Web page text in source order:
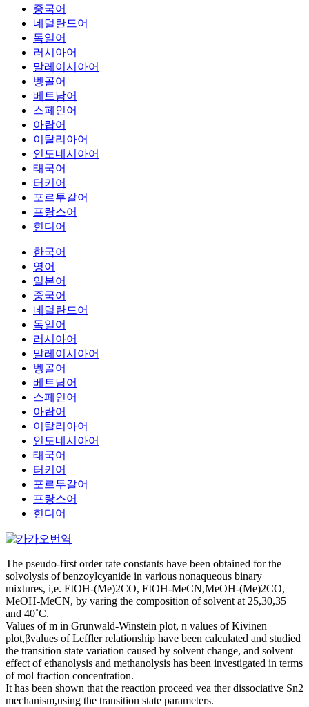
중국어
네덜란드어
독일어
러시아어
말레이시아어
벵골어
베트남어
스페인어
아랍어
이탈리아어
인도네시아어
태국어
터키어
포르투갈어
프랑스어
힌디어
한국어
영어
일본어
중국어
네덜란드어
독일어
러시아어
말레이시아어
벵골어
베트남어
스페인어
아랍어
이탈리아어
인도네시아어
태국어
터키어
포르투갈어
프랑스어
힌디어
The pseudo-first order rate constants have been obtained for the
solvolysis of benzoylcyanide in various nonaqueous binary
mixtures, i,e. EtOH-(Me)2CO, EtOH-MeCN,MeOH-(Me)2CO,
MeOH-MeCN, by varing the composition of solvent at 25,30,35
and 40˚C.
Values of m in Grunwald-Winstein plot, n values of Kivinen
plot,βvalues of Leffler relationship have been calculated and studied
the transition state variation caused by solvent change, and solvent
effect of ethanolysis and methanolysis has been investigated in terms
of mol fraction concentration.
It has been shown that the reaction proceed vea ther dissociative Sn2
mechanism,using the transition state parameters.